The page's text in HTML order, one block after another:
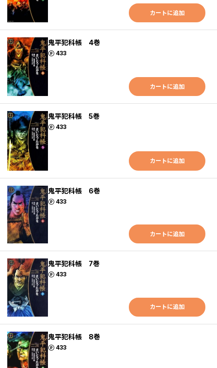
カートに追加
鬼平犯科帳 4巻
433
ポイント
カートに追加
鬼平犯科帳 5巻
433
ポイント
カートに追加
鬼平犯科帳 6巻
433
ポイント
カートに追加
鬼平犯科帳 7巻
433
ポイント
カートに追加
鬼平犯科帳 8巻
433
ポイント